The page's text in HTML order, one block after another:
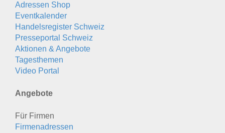
Adressen Shop
Eventkalender
Handelsregister Schweiz
Presseportal Schweiz
Aktionen & Angebote
Tagesthemen
Video Portal
Angebote
Für Firmen
Firmenadressen